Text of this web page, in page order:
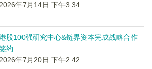
2026年7月14日 下午3:34
股100强研究中心&链界资本完成战略合作
约
2026年7月20日 下午2:42